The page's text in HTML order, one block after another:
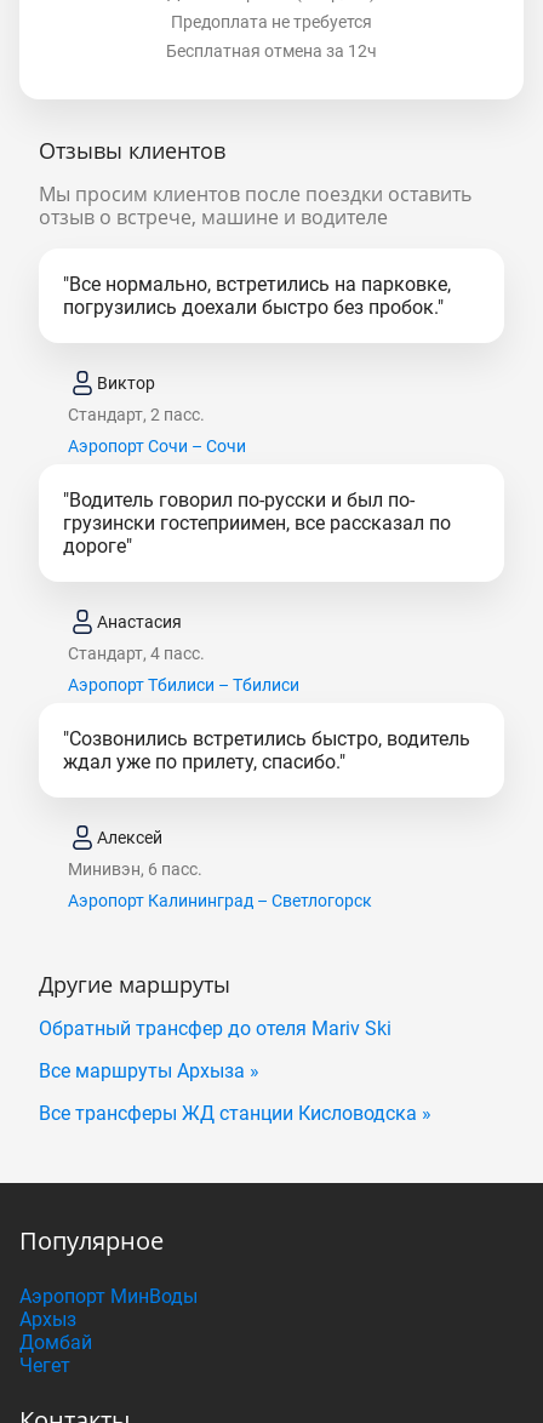
Предоплата не требуется
Бесплатная отмена за 12ч
Отзывы клиентов
Мы просим клиентов после поездки оставить
отзыв о встрече, машине и водителе
"Все нормально, встретились на парковке,
погрузились доехали быстро без пробок."
Виктор
Стандарт, 2 пасс.
Аэропорт Сочи – Сочи
"Водитель говорил по-русски и был по-
грузински гостеприимен, все рассказал по
дороге"
Анастасия
Стандарт, 4 пасс.
Аэропорт Тбилиси – Тбилиси
"Созвонились встретились быстро, водитель
ждал уже по прилету, спасибо."
Алексей
Минивэн, 6 пасс.
Аэропорт Калининград – Светлогорск
Другие маршруты
Обратный трансфер до отеля Mariv Ski
Все маршруты Архыза »
Все трансферы ЖД станции Кисловодска »
Популярное
Аэропорт МинВоды
Архыз
Домбай
Чегет